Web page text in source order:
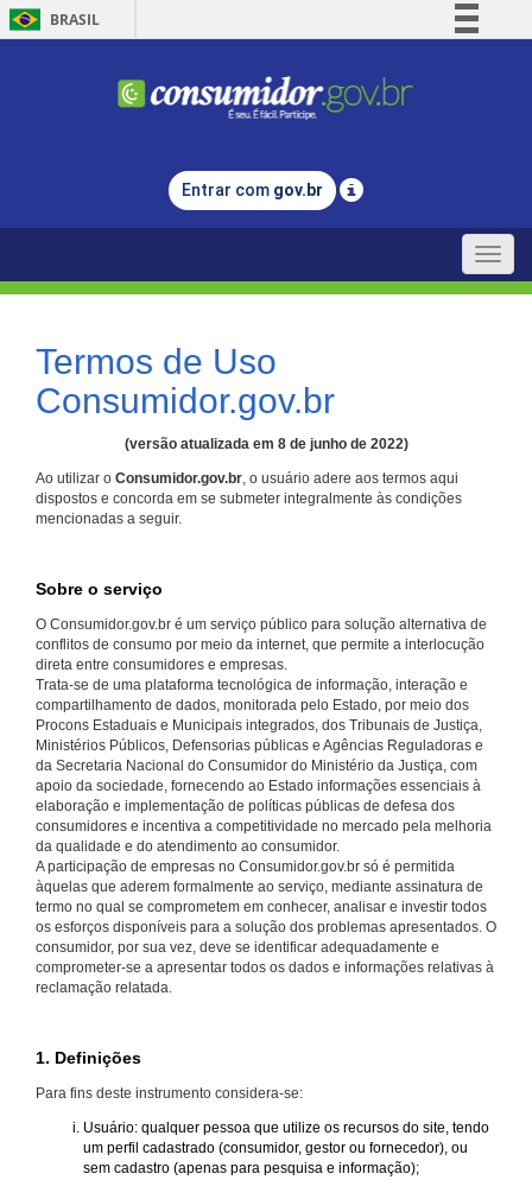
BRASIL
Comunica BR
Legislação
Entrar com gov.br
Toggle
Termos de Uso
Consumidor.gov.br
(versão atualizada em 8 de junho de 2022)
Ao utilizar o Consumidor.gov.br, o usuário adere aos termos aqui
dispostos e concorda em se submeter integralmente às condições
mencionadas a seguir.
Sobre o serviço
O Consumidor.gov.br é um serviço público para solução alternativa de
conflitos de consumo por meio da internet, que permite a interlocução
direta entre consumidores e empresas.
Trata-se de uma plataforma tecnológica de informação, interação e
compartilhamento de dados, monitorada pelo Estado, por meio dos
Procons Estaduais e Municipais integrados, dos Tribunais de Justiça,
Ministérios Públicos, Defensorias públicas e Agências Reguladoras e
da Secretaria Nacional do Consumidor do Ministério da Justiça, com
apoio da sociedade, fornecendo ao Estado informações essenciais à
elaboração e implementação de políticas públicas de defesa dos
consumidores e incentiva a competitividade no mercado pela melhoria
da qualidade e do atendimento ao consumidor.
A participação de empresas no Consumidor.gov.br só é permitida
àquelas que aderem formalmente ao serviço, mediante assinatura de
termo no qual se comprometem em conhecer, analisar e investir todos
os esforços disponíveis para a solução dos problemas apresentados. O
consumidor, por sua vez, deve se identificar adequadamente e
comprometer-se a apresentar todos os dados e informações relativas à
reclamação relatada.
1. Definições
Para fins deste instrumento considera-se:
Usuário: qualquer pessoa que utilize os recursos do site, tendo
um perfil cadastrado (consumidor, gestor ou fornecedor), ou
sem cadastro (apenas para pesquisa e informação);